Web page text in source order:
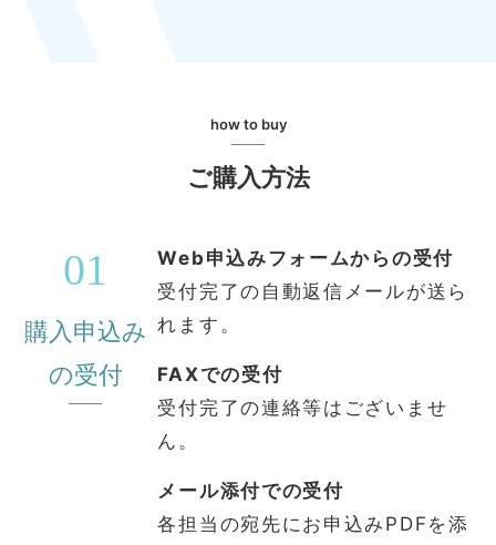
how to buy
ご購入方法
01
購入申込み
の受付
Web申込みフォームからの受付
受付完了の自動返信メールが送ら
れます。
FAXでの受付
受付完了の連絡等はございませ
ん。
メール添付での受付
各担当の宛先にお申込みPDFを添